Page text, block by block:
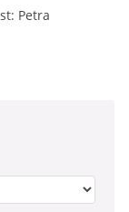
Petra